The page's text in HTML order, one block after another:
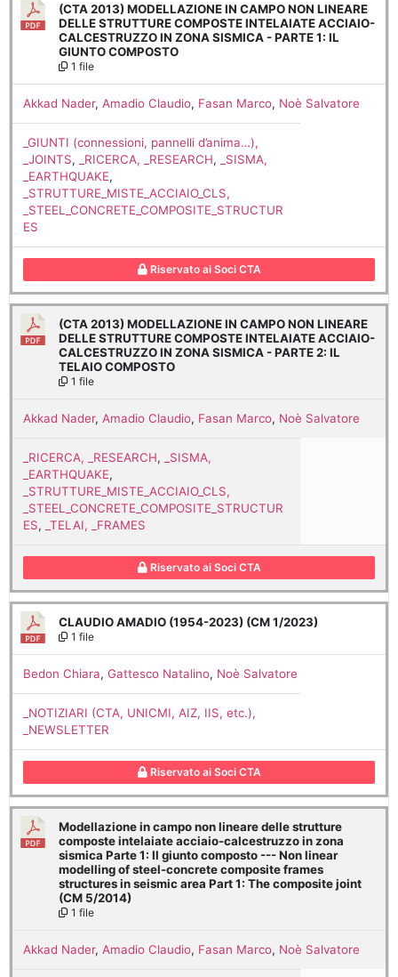
(CTA 2013) MODELLAZIONE IN CAMPO NON LINEARE
DELLE STRUTTURE COMPOSTE INTELAIATE ACCIAIO-
CALCESTRUZZO IN ZONA SISMICA - PARTE 1: IL
GIUNTO COMPOSTO
1 file
Akkad Nader, Amadio Claudio, Fasan Marco, Noè Salvatore
_GIUNTI (connessioni, pannelli d’anima…),
_JOINTS, _RICERCA, _RESEARCH,
_SISMA,
_EARTHQUAKE,
_STRUTTURE_MISTE_ACCIAIO_CLS,
_STEEL_CONCRETE_COMPOSITE_STRUCTUR
ES
Riservato ai Soci CTA
(CTA 2013) MODELLAZIONE IN CAMPO NON LINEARE
DELLE STRUTTURE COMPOSTE INTELAIATE ACCIAIO-
CALCESTRUZZO IN ZONA SISMICA - PARTE 2: IL
TELAIO COMPOSTO
1 file
Akkad Nader, Amadio Claudio, Fasan Marco, Noè Salvatore
_RICERCA, _RESEARCH,
_SISMA,
_EARTHQUAKE,
_STRUTTURE_MISTE_ACCIAIO_CLS,
_STEEL_CONCRETE_COMPOSITE_STRUCTUR
ES, _TELAI, _FRAMES
Riservato ai Soci CTA
CLAUDIO AMADIO (1954-2023) (CM 1/2023)
1 file
Bedon Chiara, Gattesco Natalino, Noè Salvatore
_NOTIZIARI (CTA, UNICMI, AIZ, IIS, etc.),
_NEWSLETTER
Riservato ai Soci CTA
Modellazione in campo non lineare delle strutture
composte intelaiate acciaio-calcestruzzo in zona
sismica Parte 1: Il giunto composto --- Non linear
modelling of steel-concrete composite frames
structures in seismic area Part 1: The composite joint
(CM 5/2014)
1 file
Akkad Nader, Amadio Claudio, Fasan Marco, Noè Salvatore